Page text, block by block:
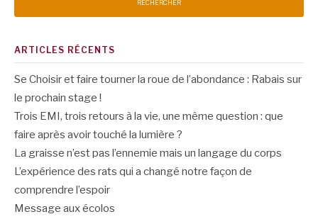
ARTICLES RÉCENTS
Se Choisir et faire tourner la roue de l’abondance : Rabais sur
le prochain stage !
Trois EMI, trois retours à la vie, une même question : que
faire après avoir touché la lumière ?
La graisse n’est pas l’ennemie mais un langage du corps
L’expérience des rats qui a changé notre façon de
comprendre l’espoir
Message aux écolos